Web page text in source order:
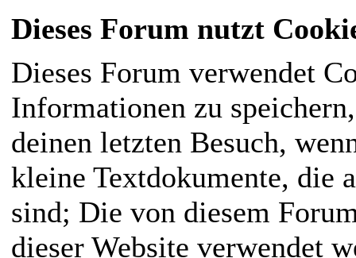
Dieses Forum nutzt
Dieses Forum verwendet
Informationen zu
deinen letzten Besuch,
kleine Textdokumente, die
sind; Die von diesem
dieser Website verwendet